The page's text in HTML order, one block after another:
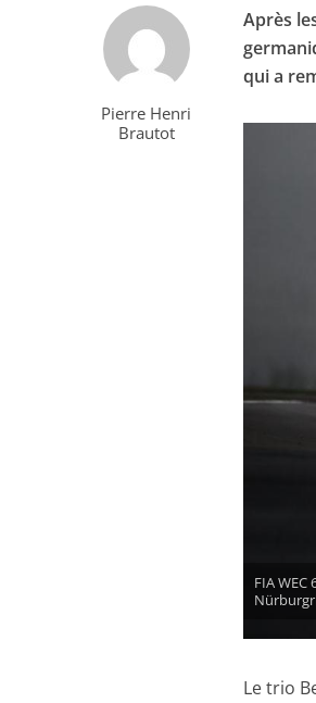
Pierre Henri
Brautot
Après
qui a
FIA WEC
Le trio